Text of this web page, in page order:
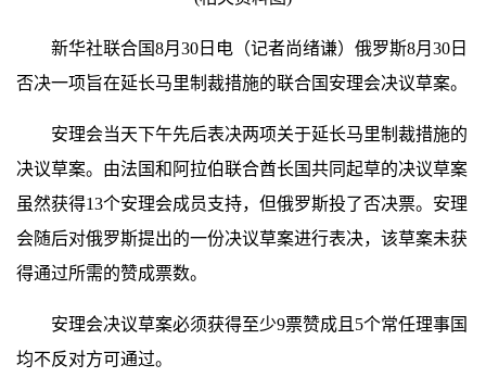
新华社联合国8月30日电（记者尚绪谦）俄罗斯8月30日
否决一项旨在延长马里制裁措施的联合国安理会决议草案。
安理会当天下午先后表决两项关于延长马里制裁措施的
决议草案。由法国和阿拉伯联合酋长国共同起草的决议草案
虽然获得13个安理会成员支持，但俄罗斯投了否决票。安理
会随后对俄罗斯提出的一份决议草案进行表决，该草案未获
得通过所需的赞成票数。
安理会决议草案必须获得至少9票赞成且5个常任理事国
均不反对方可通过。